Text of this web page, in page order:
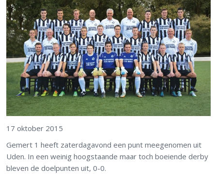
17 oktober 2015
Gemert 1 heeft zaterdagavond een punt meegenomen uit
Uden. In een weinig hoogstaande maar toch boeiende derby
bleven de doelpunten uit, 0-0.